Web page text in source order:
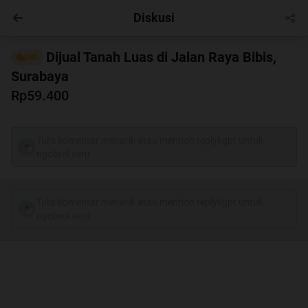
Masuk
Diskusi
Sell
Dijual Tanah Luas di Jalan Raya Bibis,
Surabaya
Rp59.400